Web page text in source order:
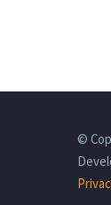
©